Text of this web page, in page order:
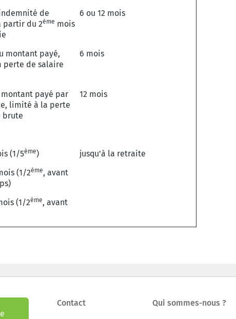
de
partir du 2ème mois
6 ou 12 mois
montant payé,
perte de salaire
6 mois
payé par
limité à la perte
brute
12 mois
(1/5ème)
(1/2ème, avant
(1/2ème, avant
jusqu'à la retraite
Contact Qui sommes-nous ?